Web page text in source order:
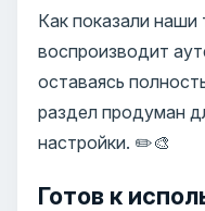
Как показали
воспроизводит
оставаясь
раздел продуман
настройки. ✏️🎨
Готов к